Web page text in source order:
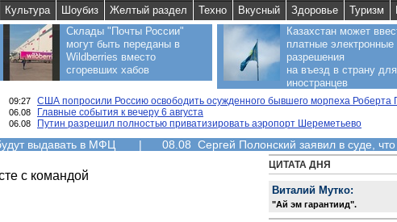
Культура Шоубиз Желтый раздел Техно Вкусный Здоровье Туризм
Склады "Почты России"
могут быть переданы в
Wildberries вместо
сгоревших хабов
Казахстан может
платные электронные
разрешения
на въезд в страну для
иностранцев
09:27
США попросили Россию освободить осужденного бывшего морпеха Роберта
06.08
Главные события к вечеру 6 августа
06.08
Путин разрешил полностью приватизировать аэропорт Шереметьево
выдавать в МФЦ | 08.08 Сергей Полонский заявил в суде,
с командой
ЦИТАТА ДНЯ
Виталий Мутко:
"Aй эм гарантиид".